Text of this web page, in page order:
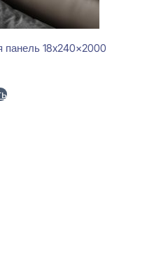
панель 18x240x2000